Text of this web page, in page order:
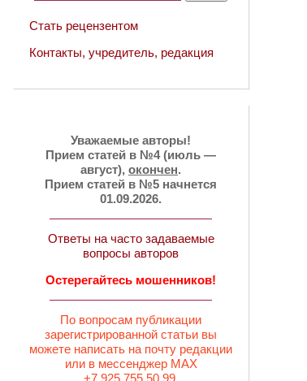
Стать рецензентом
Контакты, учредитель, редакция
Уважаемые авторы!
Прием статей в №4 (июль —
август), окончен.
Прием статей в №5 начнется
01.09.2026.
Ответы на часто задаваемые
вопросы авторов
Остерегайтесь мошенников!
По вопросам публикации
зарегистрированной статьи вы
можете написать на почту редакции
или в мессенджер MAX
+7 925 755 50 99.